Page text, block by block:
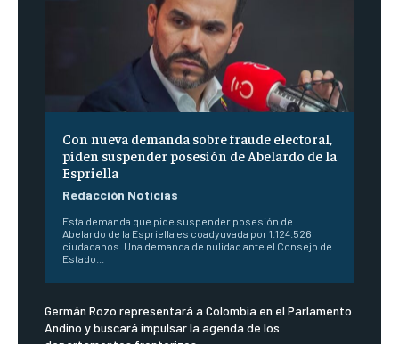
Con nueva demanda sobre fraude electoral,
piden suspender posesión de Abelardo de la
Espriella
Redacción Noticias
Esta demanda que pide suspender posesión de
Abelardo de la Espriella es coadyuvada por 1.124.526
ciudadanos. Una demanda de nulidad ante el Consejo de
Estado...
Germán Rozo representará a Colombia en el Parlamento
Andino y buscará impulsar la agenda de los